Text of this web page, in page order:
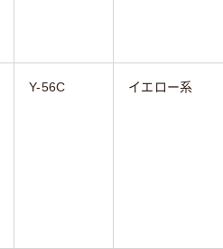
Y-56C イエロー系